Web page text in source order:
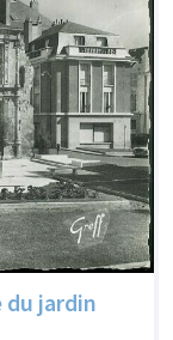
du jardin